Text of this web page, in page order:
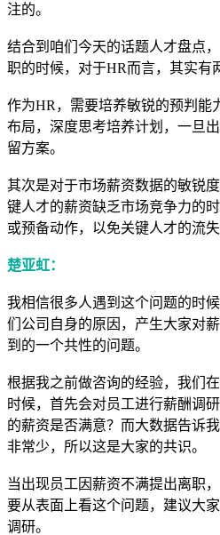
注的。
结合到咱们今天的话题人才盘点
职的时候，对于HR而言，其实有
作为HR，需要培养敏锐的预判能
布局，深度思考培养计划，一旦
留方案。
其次是对于市场薪资数据的敏锐
键人才的薪资缺乏市场竞争力的
或预备动作，以免关键人才的流失
楚亚虹：
我相信很多人遇到这个问题的时
们公司自身的原因，产生大家对
到的一个共性的问题。
根据我之前做咨询的经验，我们
时候，首先会对员工进行薪酬调
的薪资是否满意？而大数据告诉
非常少，所以这是大家的共识。
当出现员工因薪资不满提出离职
要从表面上看这个问题，建议大
调研。